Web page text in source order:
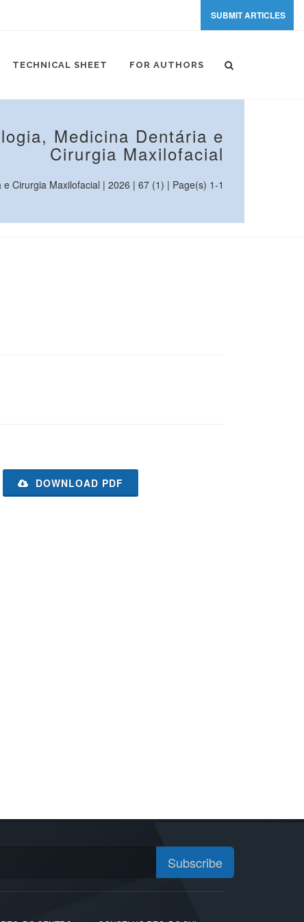
SUBMIT ARTICLES
TECHNICAL SHEET FOR AUTHORS
Medicina Dentária e
Cirurgia Maxilofacial
Cirurgia Maxilofacial | 2026 | 67 (1) | Page(s) 1-1
DOWNLOAD PDF
Subscribe